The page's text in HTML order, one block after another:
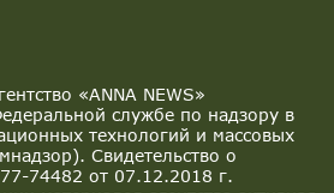
«ANNA NEWS»
службе по надзору в
технологий и массовых
Свидетельство о
74482 от 07.12.2018 г.